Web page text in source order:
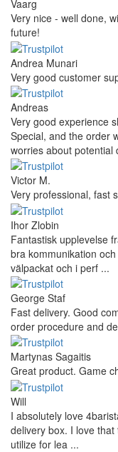
Vaarg
Very nice - well done,
future!
Andrea Munari
Very good customer
Andreas
Very good experience
Special, and the order
worries about potential
Victor M.
Very professional, fast
Ihor Zlobin
Fantastisk upplevelse
bra kommunikation
välpackat och i perf ...
George Staf
Fast delivery. Good
order procedure and
Martynas Sagaitis
Great product. Game
Will
I absolutely love
delivery box. I love
utilize for lea ...